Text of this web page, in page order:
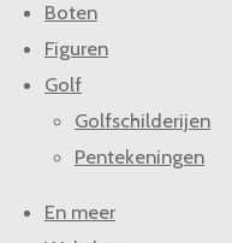
Boten
Figuren
Golf
Golfschilderijen
Pentekeningen
En meer